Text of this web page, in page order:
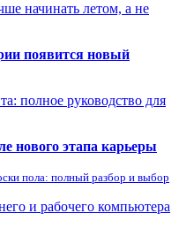
начинать летом, а не
появится новый
полное руководство для
нового этапа карьеры
пола: полный разбор и выбор
и рабочего компьютера